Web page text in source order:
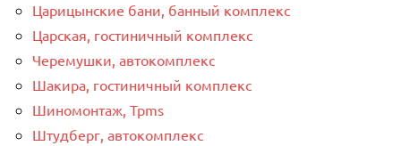
Царицынские бани, банный комплекс
Царская, гостиничный комплекс
Черемушки, автокомплекс
Шакира, гостиничный комплекс
Шиномонтаж, Tpms
Штудберг, автокомплекс